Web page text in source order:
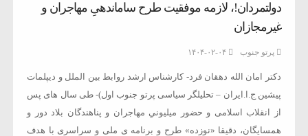
دولتمردان!، لازمه موفقیت طرح ساماندهیِ مهاجران و
غیرمجازان
پرتو جنوب ۱۴۰۴-۰۲-۰۴
دکتر امان الله دهقان فرد- کارشناس ارشد روابط بین الملل و دیپلمات
پیشین ج.ا.ایران – تحلیلگر سیاسی پرتو جنوب اول)- طی سال های پس
از انقلاب اسلامی و حضور میلیونیِ مهاجران و پناهندگان بلاد دور و
همسایگان، دقیقا «نوزده» طرح و برنامه ی ملی و سراسری با هدف